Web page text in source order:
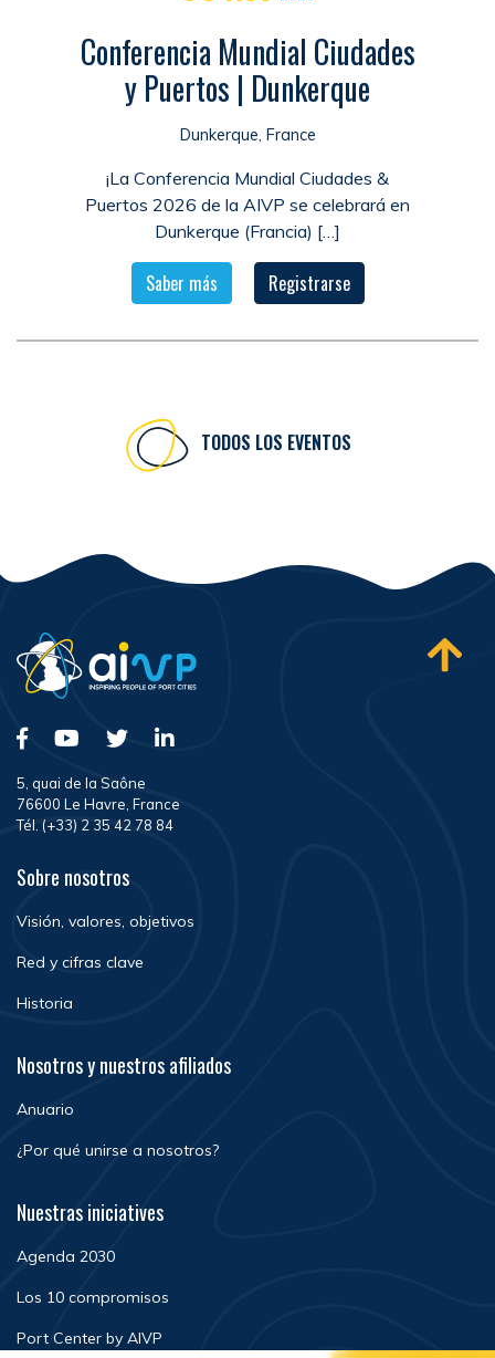
Conferencia Mundial Ciudades
y Puertos | Dunkerque
Dunkerque, France
¡La Conferencia Mundial Ciudades &
Puertos 2026 de la AIVP se celebrará en
Dunkerque (Francia) […]
Saber más Registrarse
TODOS LOS EVENTOS
5, quai de la Saône
76600 Le Havre, France
Tél. (+33) 2 35 42 78 84
Sobre nosotros
Visión, valores, objetivos
Red y cifras clave
Historia
Nosotros y nuestros afiliados
Anuario
¿Por qué unirse a nosotros?
Nuestras iniciatives
Agenda 2030
Los 10 compromisos
Port Center by AIVP